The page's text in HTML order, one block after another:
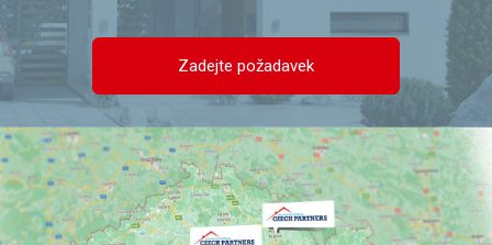
Zadejte požadavek